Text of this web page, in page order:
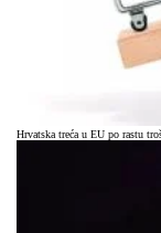
Hrvatska treća u EU po rastu